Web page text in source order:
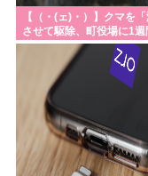
調査、啓発進む
コンビニや飲食
日本人はなぜ
トランプ「イラ
リカの勝利」ゴ
英国、惑星シグ
宇宙戦士「ビン
【（・(ェ)・）】クマを「
させて駆除、町役場に1週
議」殺到…なぜ銃を使え
た？岩手・雫石町が明かす